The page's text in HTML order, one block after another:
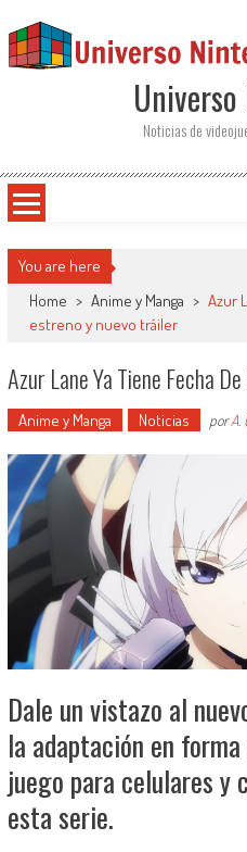
Noticias de
You are here
Home > Anime y Manga > Azur
estreno y nuevo tráiler
Azur Lane Ya Tiene Fecha
Anime y Manga Noticias porA.
Dale un vistazo al
la adaptación en
juego para celulares y
esta serie.